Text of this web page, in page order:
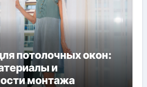
потолочных окон:
и
монтажа